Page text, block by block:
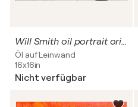
Will Smith oil portrait original painting hand drawn canvas wall art by Evgeny JackPot
Öl auf Leinwand
16x16in
Nicht verfügbar